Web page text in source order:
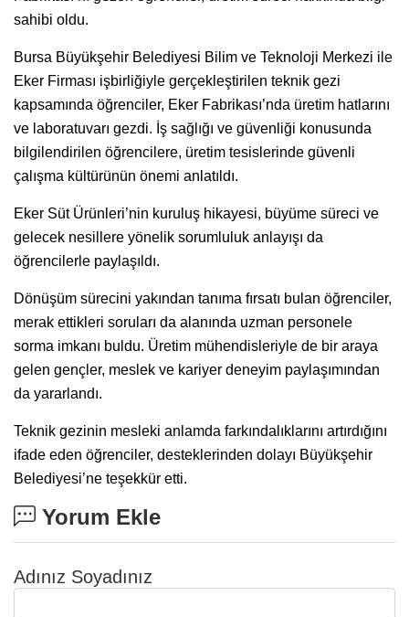
sahibi oldu.
Bursa Büyükşehir Belediyesi Bilim ve Teknoloji Merkezi ile
Eker Firması işbirliğiyle gerçekleştirilen teknik gezi
kapsamında öğrenciler, Eker Fabrikası’nda üretim hatlarını
ve laboratuvarı gezdi. İş sağlığı ve güvenliği konusunda
bilgilendirilen öğrencilere, üretim tesislerinde güvenli
çalışma kültürünün önemi anlatıldı.
Eker Süt Ürünleri’nin kuruluş hikayesi, büyüme süreci ve
gelecek nesillere yönelik sorumluluk anlayışı da
öğrencilerle paylaşıldı.
Dönüşüm sürecini yakından tanıma fırsatı bulan öğrenciler,
merak ettikleri soruları da alanında uzman personele
sorma imkanı buldu. Üretim mühendisleriyle de bir araya
gelen gençler, meslek ve kariyer deneyim paylaşımından
da yararlandı.
Teknik gezinin mesleki anlamda farkındalıklarını artırdığını
ifade eden öğrenciler, desteklerinden dolayı Büyükşehir
Belediyesi’ne teşekkür etti.
Yorum Ekle
Adınız Soyadınız